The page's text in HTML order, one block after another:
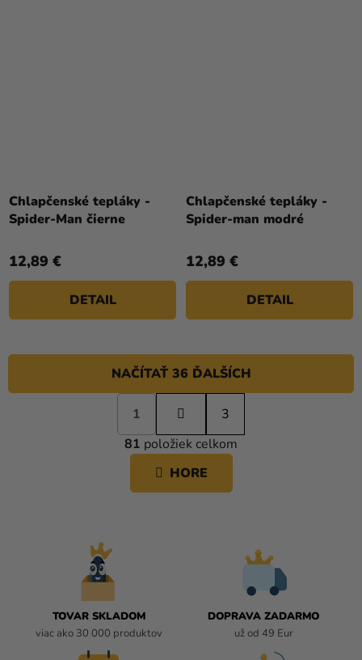
Chlapčenské tepláky -
Spider-Man čierne
12,89 €
DETAIL
Chlapčenské tepláky -
Spider-man modré
12,89 €
DETAIL
O
V
L
Á
NAČÍTAŤ 36 ĎALŠÍCH
S
t
r
á
k
o
1
3
81 položiek celkom
HORE
TOVAR SKLADOM
viac ako 30 000 produktov
DOPRAVA ZADARMO
už od 49 Eur